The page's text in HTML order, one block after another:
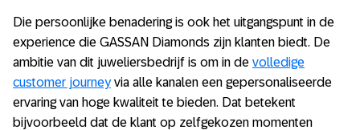
Die persoonlijke benadering is ook het uitgangspunt in de
experience die GASSAN Diamonds zijn klanten biedt. De
ambitie van dit juweliersbedrijf is om in de volledige
customer journeyvia alle kanalen een gepersonaliseerde
ervaring van hoge kwaliteit te bieden. Dat betekent
bijvoorbeeld dat de klant op zelfgekozen momenten